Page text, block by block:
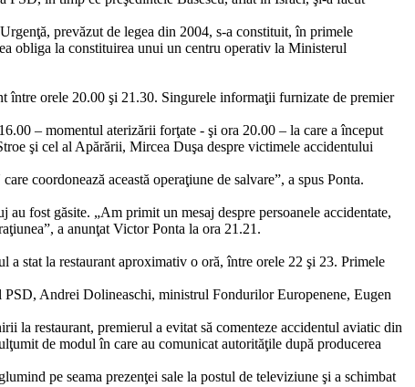
prevăzut de legea din 2004, s-a constituit, în primele
obliga la constituirea unui un centru operativ la Ministerul
între orele 20.00 şi 21.30. Singurele informaţii furnizate de premier
– momentul aterizării forţate - şi ora 20.00 – la care a început
şi cel al Apărării, Mircea Duşa despre victimele accidentului
coordonează această operaţiune de salvare”, a spus Ponta.
fost găsite. „Am primit un mesaj despre persoanele accidentate,
a anunţat Victor Ponta la ora 21.21.
stat la restaurant aproximativ o oră, între orele 22 şi 23. Primele
Andrei Dolineaschi, ministrul Fondurilor Europenene, Eugen
la restaurant, premierul a evitat să comenteze accidentul aviatic din
de modul în care au comunicat autorităţile după producerea
pe seama prezenţei sale la postul de televiziune şi a schimbat